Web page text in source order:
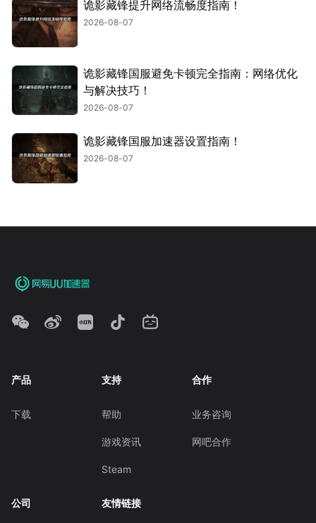
诡影藏锋提升网络流畅度指南！
2026-08-07
诡影藏锋国服避免卡顿完全指南：网络优化
与解决技巧！
2026-08-07
诡影藏锋国服加速器设置指南！
2026-08-07
产品
下载
支持
帮助
游戏资讯
Steam
合作
业务咨询
网吧合作
公司 友情链接